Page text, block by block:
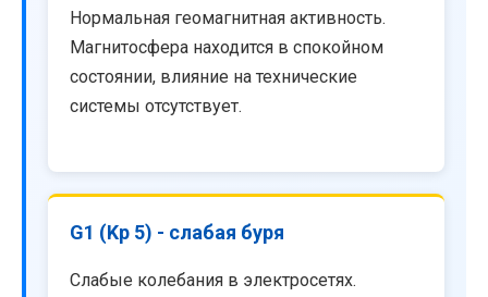
Нормальная геомагнитная активность.
Магнитосфера находится в спокойном
состоянии, влияние на технические
системы отсутствует.
G1 (Kp 5) - слабая буря
Слабые колебания в электросетях.